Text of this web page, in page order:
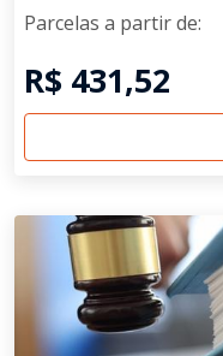
Parcelas a partir de:
R$ 431,52